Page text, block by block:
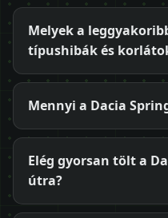
Melyek a
típushibák és
Mennyi a Dacia
Elég gyorsan tölt a
útra?